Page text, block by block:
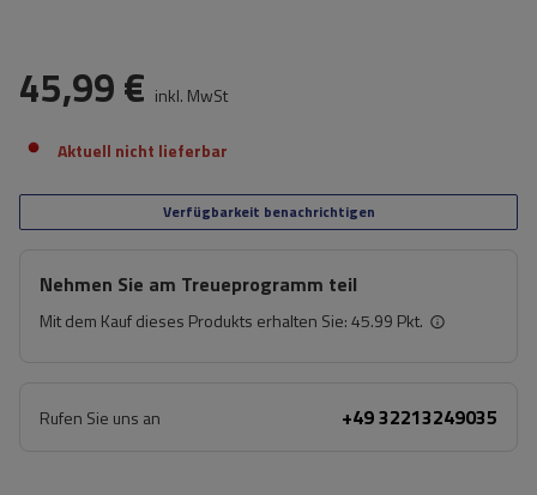
45,99 € inkl. MwSt
Aktuell nicht lieferbar
Verfügbarkeit benachrichtigen
Nehmen Sie am Treueprogramm teil
Mit dem Kauf dieses Produkts erhalten Sie:45.99 Pkt.
Rufen Sie uns an +49 32213249035